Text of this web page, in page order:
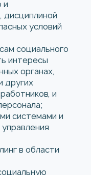
и
дисциплиной
условий
социального
интересы
органах,
других
и
системами и
в области